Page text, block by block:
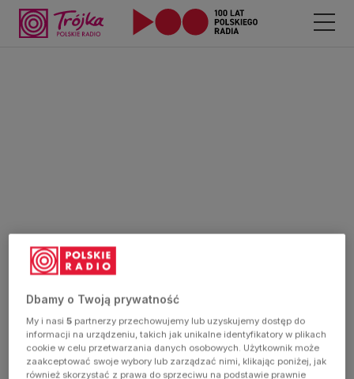
Dbamy o Twoją prywatność
My i nasi5 partnerzy przechowujemy lub uzyskujemy dostęp do
informacji na urządzeniu, takich jak unikalne identyfikatory w plikach
cookie w celu przetwarzania danych osobowych. Użytkownik może
zaakceptować swoje wybory lub zarządzać nimi, klikając poniżej, jak
również skorzystać z prawa do sprzeciwu na podstawie prawnie